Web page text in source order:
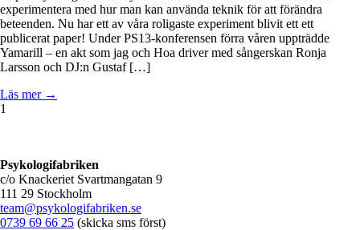
experimentera med hur man kan använda teknik för att förändra
beteenden. Nu har ett av våra roligaste experiment blivit ett ett
publicerat paper! Under PS13-konferensen förra våren uppträdde
Yamarill – en akt som jag och Hoa driver med sångerskan Ronja
Larsson och DJ:n Gustaf […]
Läs mer →
1
Psykologifabriken
c/o Knackeriet Svartmangatan 9
111 29 Stockholm
team@psykologifabriken.se
0739 69 66 25 (skicka sms först)